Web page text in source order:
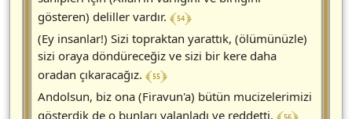
gösteren) deliller vardır. ﴾ 54 ﴿
(Ey insanlar!) Sizi topraktan yarattık, (ölümünüzle)
sizi oraya döndüreceğiz ve sizi bir kere daha
oradan çıkaracağız. ﴾ 55 ﴿
Andolsun, biz ona (Firavun'a) bütün mucizelerimizi
gösterdik de o bunları yalanladı ve reddetti.